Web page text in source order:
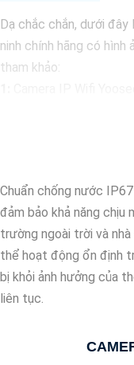
Dạ chắc chắn, dưới
ninh chính hãng có
tham khảo:
xem qua điện thoại di
Camera Vantech
trong nhà hoặc ngoài
🌈3:Camera Hikvision
ngoại, chất lượng 1MP,
nét.
🔖4:Camera Dahua
lượng 2MP, hỗ trợ các
Nhớ kiểm tra kỹ thông
Chuẩn chống nước
đảm bảo khả năng chịu
trường ngoài trời và
thể hoạt động ổn định
bị khỏi ảnh hưởng của
liên tục.